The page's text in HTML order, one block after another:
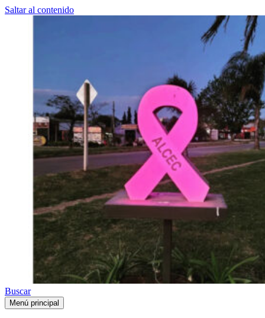
Saltar al contenido
Buscar
Menú principal